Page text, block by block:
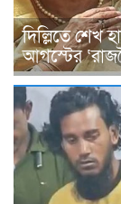
দিল্লিতে শেখ
আগস্টের